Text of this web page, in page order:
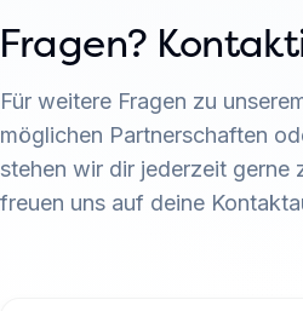
Für weitere Fragen zu
möglichen Partnerschaften
stehen wir dir jederzeit gerne
freuen uns auf deine